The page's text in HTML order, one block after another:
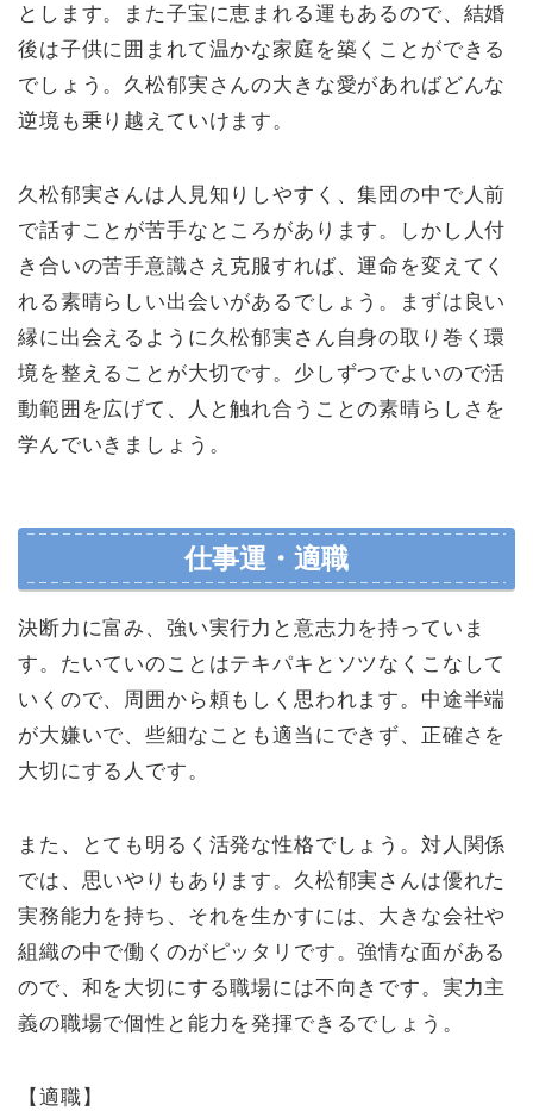
とします。また子宝に恵まれる運もあるので、結婚
後は子供に囲まれて温かな家庭を築くことができる
でしょう。久松郁実さんの大きな愛があればどんな
逆境も乗り越えていけます。
久松郁実さんは人見知りしやすく、集団の中で人前
で話すことが苦手なところがあります。しかし人付
き合いの苦手意識さえ克服すれば、運命を変えてく
れる素晴らしい出会いがあるでしょう。まずは良い
縁に出会えるように久松郁実さん自身の取り巻く環
境を整えることが大切です。少しずつでよいので活
動範囲を広げて、人と触れ合うことの素晴らしさを
学んでいきましょう。
仕事運・適職
決断力に富み、強い実行力と意志力を持っていま
す。たいていのことはテキパキとソツなくこなして
いくので、周囲から頼もしく思われます。中途半端
が大嫌いで、些細なことも適当にできず、正確さを
大切にする人です。
また、とても明るく活発な性格でしょう。対人関係
では、思いやりもあります。久松郁実さんは優れた
実務能力を持ち、それを生かすには、大きな会社や
組織の中で働くのがピッタリです。強情な面がある
ので、和を大切にする職場には不向きです。実力主
義の職場で個性と能力を発揮できるでしょう。
【適職】